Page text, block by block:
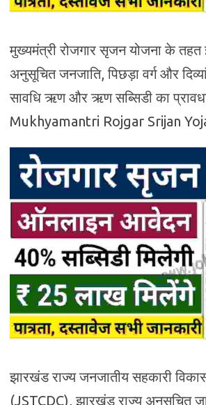
मुख्यमंत्री रोजगार सृजन योजना के
अनुसूचित जनजाति, पिछड़ा वर्ग और
सावधि ऋण और ऋण सब्सिडी का
Mukhyamantri Rojgar Srijan
झारखंड राज्य जनजातीय सहकारी
(JSTCDC), झारखंड राज्य अनुसूचित